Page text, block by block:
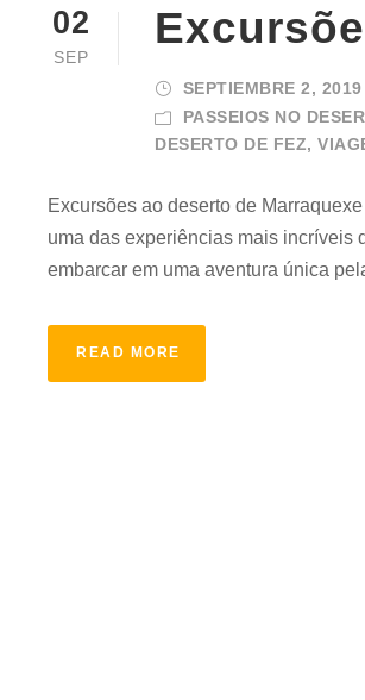
02
SEP
SEPTIEMBRE 2, 2019
PASSEIOS NO
DESERTO DE FEZ,
Excursões ao deserto de
uma das experiências mais incríveis
embarcar em uma aventura única
READ MORE